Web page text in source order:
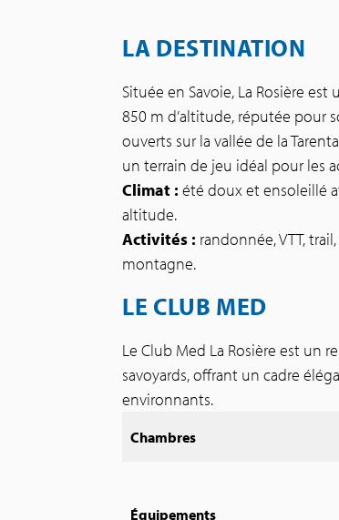
LA DESTINATION
Située en Savoie, La Rosière
850 m d’altitude, réputée pour
ouverts sur la vallée de la
un terrain de jeu idéal pour les
Climat : été doux et ensoleillé
altitude.
Activités : randonnée, VTT,
montagne.
LE CLUB MED
Le Club Med La Rosière est un
savoyards, offrant un cadre
environnants.
Chambres
Équipements